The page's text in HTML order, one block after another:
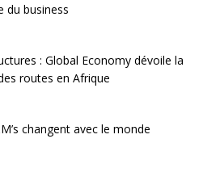
du business
: Global Economy dévoile la
routes en Afrique
changent avec le monde